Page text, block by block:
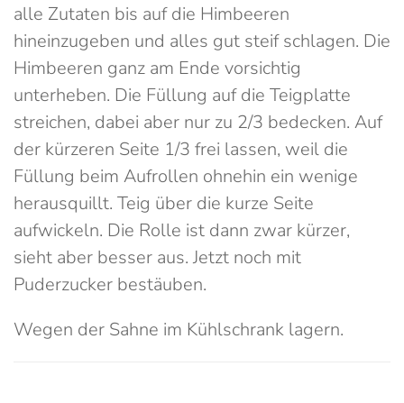
alle Zutaten bis auf die Himbeeren
hineinzugeben und alles gut steif schlagen. Die
Himbeeren ganz am Ende vorsichtig
unterheben. Die Füllung auf die Teigplatte
streichen, dabei aber nur zu 2/3 bedecken. Auf
der kürzeren Seite 1/3 frei lassen, weil die
Füllung beim Aufrollen ohnehin ein wenige
herausquillt. Teig über die kurze Seite
aufwickeln. Die Rolle ist dann zwar kürzer,
sieht aber besser aus. Jetzt noch mit
Puderzucker bestäuben.
Wegen der Sahne im Kühlschrank lagern.